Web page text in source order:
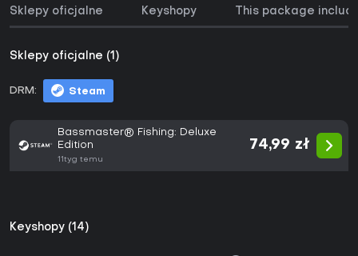
Sklepy oficjalne Keyshopy This package
Sklepy oficjalne (1)
DRM: Steam
Bassmaster® Fishing: Deluxe
Edition
11tyg temu
74,99 zł
Keyshopy (14)